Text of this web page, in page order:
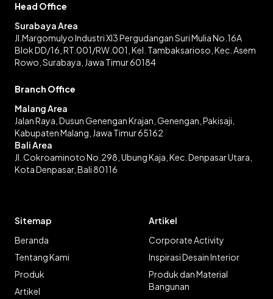
Head Office
Surabaya Area
Jl.Margomulyo Industri XI3 Pergudangan Suri Mulia No.16A
Blok DD/16, RT.001/RW.001, Kel. Tambaksarioso, Kec. Asem
Rowo, Surabaya, Jawa Timur 60184
Branch Office
Malang Area
Jalan Raya, Dusun Genengan Krajan, Genengan, Pakisaji,
Kabupaten Malang, Jawa Timur 65162
Bali Area
Jl. Cokroaminoto No.298, Ubung Kaja, Kec. Denpasar Utara,
Kota Denpasar, Bali 80116
Sitemap
Beranda
Tentang Kami
Produk
Artikel
Artikel
Corporate Activity
Inspirasi Desain Interior
Produk dan Material
Bangunan